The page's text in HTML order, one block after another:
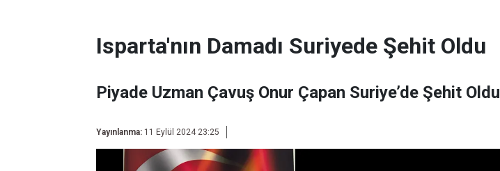
Isparta'nın Damadı Suriyede Şehit Oldu
Piyade Uzman Çavuş Onur Çapan Suriye’de Şehit Oldu
Yayınlanma: 11 Eylül 2024 23:25